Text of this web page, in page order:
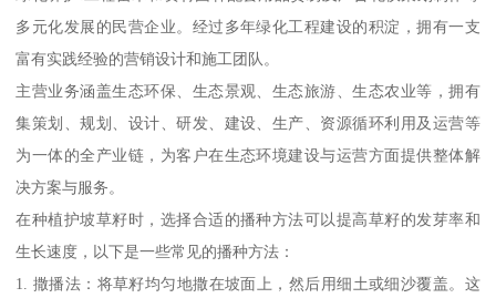
多元化发展的民营企业。经过多年绿化工程建设的积淀，拥有一支
富有实践经验的营销设计和施工团队。
主营业务涵盖生态环保、生态景观、生态旅游、生态农业等，拥有
集策划、规划、设计、研发、建设、生产、资源循环利用及运营等
为一体的全产业链，为客户在生态环境建设与运营方面提供整体解
决方案与服务。
在种植护坡草籽时，选择合适的播种方法可以提高草籽的发芽率和
生长速度，以下是一些常见的播种方法：
1. 撒播法：将草籽均匀地撒在坡面上，然后用细土或细沙覆盖。这